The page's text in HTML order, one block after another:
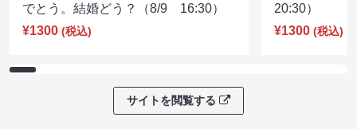
でとう。結婚どう？（8/9 16:30）
¥1300 (税込)
20:30）
¥1300 (税込)
サイトを閲覧する